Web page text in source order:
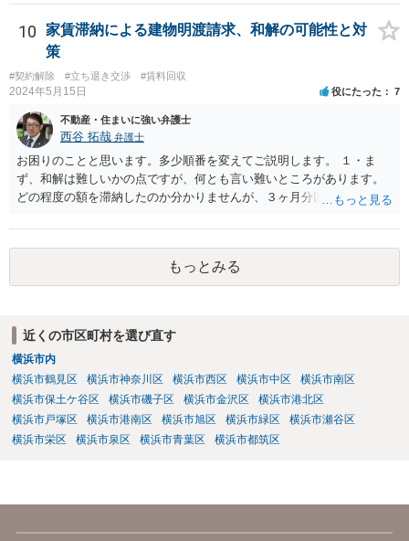
で、適切な対応が望めない場合は、債権回収を弁護士に依頼すること
をご検討ください。
10
家賃滞納による建物明渡請求、和解の可能性と対
策
#契約解除 #立ち退き交渉 #賃料回収
2024年5月15日 役にたった 7
不動産・住まいに強い弁護士
西谷 拓哉 弁護士
お困りのことと思います。多少順番を変えてご説明します。 １・ま
ず、和解は難しいかの点ですが、何とも言い難いところがあります。
どの程度の額を滞納したのか分かりませんが、３ヶ月分以上滞納した
れたと評価され、来月払えるからと言って、大家があなたとの賃貸借
契約が解約できることに変わりなくなってしまうからです。 そのよう
な場合、相手が、「もう出て行って欲しい」と考えていれば、引き続
き居住する前提での和解は難しい可能性があります。 ２・弁護士が事
頼を受けられないかもしれないです。依頼を受けるにしても厳しめの
リスクを踏まえた上でのものとなる可能性があります。 定型的な事件
依頼となるかもわからず、着手金額もなんともいえないと思います。
複数事務所にあたり、着手金額を確認されるとよいと思います。 ３・
弁護士が依頼を受ければ代わりに裁判所とのやりとりを行うことが可
能です。双方に弁護士がついていればウェブ会議で裁判を実施する場
もっとみる
近くの市区町村を選び直す
横浜市内
横浜市鶴見区
横浜市神奈川区 横浜市西区 横浜市中区
横浜市南区
横浜市保土ケ谷区
横浜市磯子区 横浜市金沢区
横浜市港北区
横浜市戸塚区
横浜市港南区 横浜市旭区 横浜市緑区
横浜市瀬谷区
横浜市栄区
横浜市泉区 横浜市青葉区 横浜市都筑区